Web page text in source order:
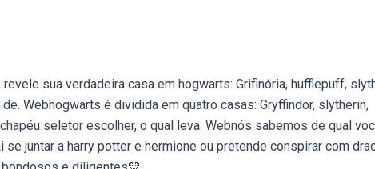
sua verdadeira casa em hogwarts: Grifinória, hufflepuff,
Webhogwarts é dividida em quatro casas: Gryffindor, slytherin,
seletor escolher, o qual leva. Webnós sabemos de qual
juntar a harry potter e hermione ou pretende conspirar com